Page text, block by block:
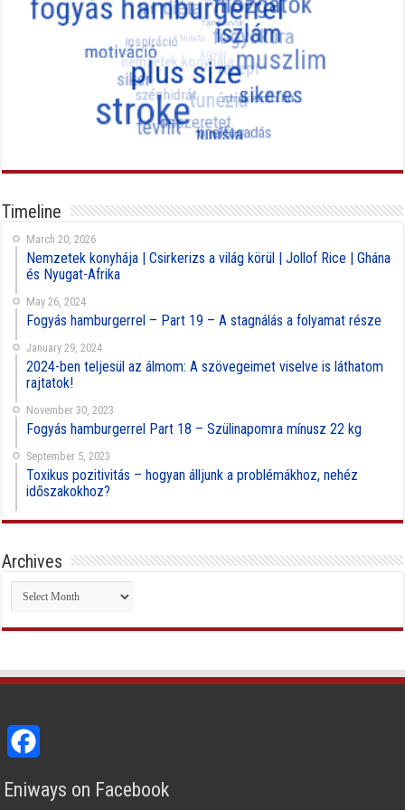
Timeline
March 20, 2026
Nemzetek konyhája | Csirkerizs a világ körül | Jollof Rice | Ghána
és Nyugat-Afrika
May 26, 2024
Fogyás hamburgerrel – Part 19 – A stagnálás a folyamat része
January 29, 2024
2024-ben teljesül az álmom: A szövegeimet viselve is láthatom
rajtatok!
November 30, 2023
Fogyás hamburgerrel Part 18 – Szülinapomra mínusz 22 kg
September 5, 2023
Toxikus pozitivitás – hogyan álljunk a problémákhoz, nehéz
időszakokhoz?
Archives
Archives
Eniways on Facebook